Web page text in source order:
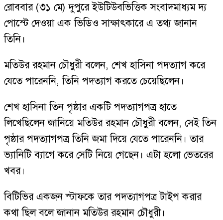
রোববার (৩১ মে) দুপুরে ইউটিউবভিত্তিক সংবাদমাধ্যম দ্য
পোস্টে দেওয়া এক ভিডিও সাক্ষাৎকারে এ তথ্য জানান
তিনি।
মতিউর রহমান চৌধুরী বলেন, শেখ হাসিনা পদত্যাগ করে
যেতে পারেননি, তিনি পদত্যাগ করতে চেয়েছিলেন।
শেখ হাসিনা তিন পৃষ্ঠার একটি পদত্যাগপত্র হাতে
লিখেছিলেন জানিয়ে মতিউর রহমান চৌধুরী বলেন, সেই তিন
পৃষ্ঠার পদত্যাগপত্র তিনি জমা দিয়ে যেতে পারেননি। তার
ভ্যানিটি ব্যাগে করে সেটি নিয়ে গেছেন। এটা হলো ভেতরের
খবর।
বিটিভির একজন স্টাফকে তার পদত্যাগপত্র টাইপ করার
কথা ছিল বলে জানান মতিউর রহমান চৌধুরী।